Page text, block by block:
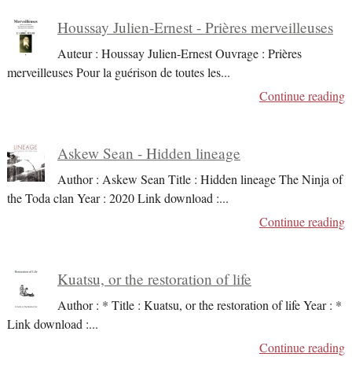
Houssay Julien-Ernest - Prières merveilleuses
Auteur : Houssay Julien-Ernest Ouvrage : Prières
merveilleuses Pour la guérison de toutes les...
Continue reading
Askew Sean - Hidden lineage
Author : Askew Sean Title : Hidden lineage The Ninja of
the Toda clan Year : 2020 Link download :...
Continue reading
Kuatsu, or the restoration of life
Author : * Title : Kuatsu, or the restoration of life Year : *
Link download :...
Continue reading